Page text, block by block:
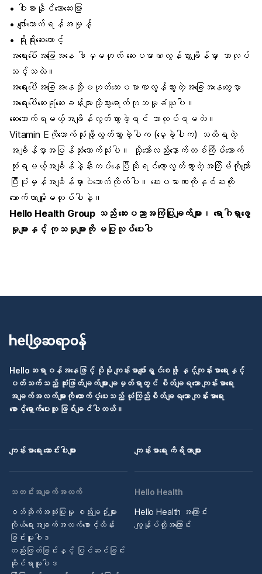
• ဝါးစားနိုင်သောဆေးပြား
• ဖျော်သောက်ရန်အမှုန့်
• ရိုးရိုးဆေးတောင့်
အရေးပေါ်အခြေအနေ ဒါမှမဟုတ် ဆေးပမာဏလွန်သွားချိန်မှာ ဘာလုပ်
သင့်သလဲ။
အရေးပေါ်အခြေအနေသို့မဟုတ်ဆေးပမာဏလွန်သွားတဲ့အခြေအနေတွေမှာ
အရေးပေါ်ဆေးရုံဆေးခန်းများသို့သွားရောက်ကုသမှုခံယူပါ။
ဆေးသောက်ရမယ့်အချိန်လွတ်သွားခဲ့ရင် ဘာလုပ်ရမလဲ။
Vitamin Eကိုသောက်သုံးဖို့လွတ်သွားခဲ့ပါက (မေ့ခဲ့ပါက) သတိရတဲ့
အချိန်မှာအမြန်ဆုံးသောက်သုံးပါ။ သို့သော်လည်းနောက်တစ်ကြိမ်သောက်
သုံးရမယ့်အချိန်နဲ့နီးကပ်နေပြီဆိုရင်တော့လွတ်သွားတဲ့အကြိမ်ကိုကျော်
ပြီးပုံမှန်အချိန်မှာပဲသောက်လိုက်ပါ။ ဆေးပမာဏကိုနှစ်ဆတိုး
သောက်တာမျိုးမလုပ်ပါနဲ့။
Hello Health Group သည် ဆေးပညာအကြံပြုချက်များ၊ ရောဂါရှာဖွေ
မှုများနှင့် ကုသမှုများကို မပြုလုပ်ပေးပါ
Helloဆရာဝန်အနေဖြင့် ပိုမို ကျန်းမာပျော်ရွှင်စေဖို့ နှင့်ကျန်းမာရေးနှင့်
ပတ်သက်သည့် ဆုံးဖြတ်ချက်များ ချမှတ်ရာတွင် စိတ်ချရသော ကျန်းမာရေး
အချက်အလက်များကို ထောက်ပံ့ပေးသည့် ယုံကြည်စိတ်ချရသော ကျန်းမာရေး
စောင့်ရှောက်ပေးသူ ဖြစ်ချင်ပါတယ်။
ကျန်းမာရေး ဆောင်းပါးများ ကျန်းမာရေး ကိရိယာများ
သတင်းအချက်အလက်
ဝဘ်ဆိုက်အသုံးပြုမှု စည်းမျဉ်းများ
ကိုယ်ရေးအချက်အလက်စောင့်ထိန်း
ခြင်းမူဝါဒ
တည်းဖြတ်ခြင်းနှင့် ပြင်ဆင်ခြင်း
ဆိုင်ရာမူဝါဒ
Hello Health
Hello Health အကြောင်း
ကျွန်ုပ်တို့အကြောင်း